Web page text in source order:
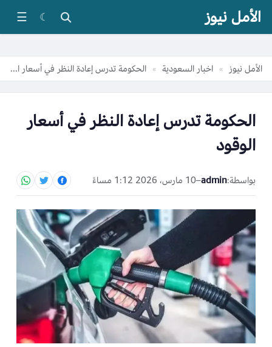
الأمل نيوز ☾
☰
الأمل نيوز » اخبار السعودية » الحكومة تدرس إعادة النظر في أسعار الوقود
الحكومة تدرس إعادة النظر في أسعار
الوقود
بواسطة:admin
–10 مارس، 2026 1:12 مساءً